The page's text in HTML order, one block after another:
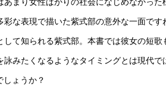
な表現で描いた紫式部の意外な一面です
して知られる紫式部。本書では彼女の短歌
詠みたくなるようなタイミングとは現代で
しょうか？